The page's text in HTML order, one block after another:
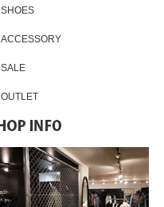
SHOES
ACCESSORY
SALE
OUTLET